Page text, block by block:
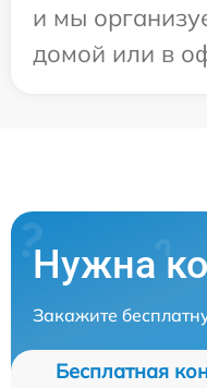
и мы
домой или в
Нужна
Закажите
Бесплатная